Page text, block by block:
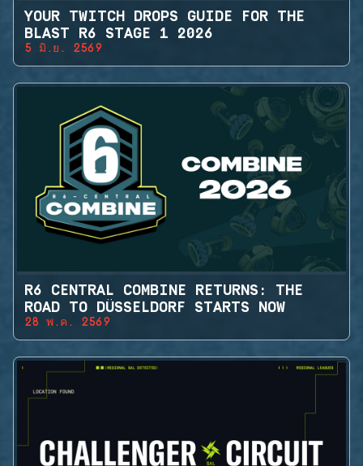
YOUR TWITCH DROPS GUIDE FOR THE
BLAST R6 STAGE 1 2026
5 มิ.ย. 2569
R6 CENTRAL COMBINE RETURNS: THE
ROAD TO DÜSSELDORF STARTS NOW
28 พ.ค. 2569